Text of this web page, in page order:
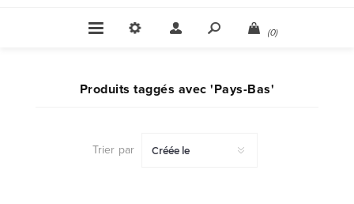
(0)
Produits taggés avec 'Pays-Bas'
Trier par